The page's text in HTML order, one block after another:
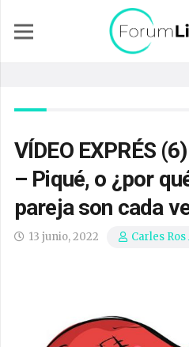
VÍDEO EXPRÉS
– Piqué, o ¿por
pareja son cada
13 junio, 2022 Carles